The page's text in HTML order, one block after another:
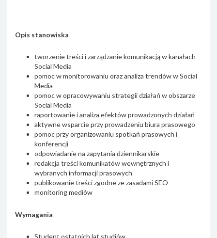
Opis stanowiska
tworzenie treści i zarządzanie komunikacją w kanałach
Social Media
pomoc w monitorowaniu oraz analiza trendów w Social
Media
pomoc w opracowywaniu strategii działań w obszarze
Social Media
raportowanie i analiza efektów prowadzonych działań
aktywne wsparcie przy prowadzeniu biura prasowego
pomoc przy organizowaniu spotkań prasowych i
konferencji
odpowiadanie na zapytania dziennikarskie
redakcja treści komunikatów wewnętrznych i
wybranych informacji prasowych
publikowanie treści zgodne ze zasadami SEO
monitoring mediów
Wymagania
Student ostatnich lat studiów